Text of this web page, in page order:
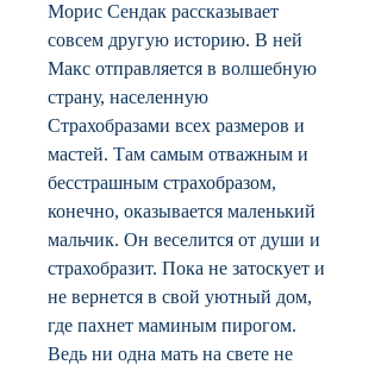
Морис Сендак рассказывает
совсем другую историю. В ней
Макс отправляется в волшебную
страну, населенную
Страхобразами всех размеров и
мастей. Там самым отважным и
бесстрашным страхобразом,
конечно, оказывается маленький
мальчик. Он веселится от души и
страхобразит. Пока не затоскует и
не вернется в свой уютный дом,
где пахнет маминым пирогом.
Ведь ни одна мать на свете не